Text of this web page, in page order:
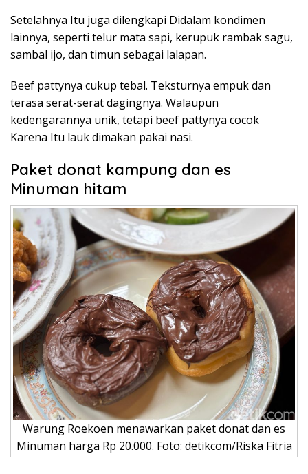
Setelahnya Itu juga dilengkapi Didalam kondimen
lainnya, seperti telur mata sapi, kerupuk rambak sagu,
sambal ijo, dan timun sebagai lalapan.
Beef pattynya cukup tebal. Teksturnya empuk dan
terasa serat-serat dagingnya. Walaupun
kedengarannya unik, tetapi beef pattynya cocok
Karena Itu lauk dimakan pakai nasi.
Paket donat kampung dan es
Minuman hitam
Warung Roekoen menawarkan paket donat dan es
Minuman harga Rp 20.000. Foto: detikcom/Riska Fitria